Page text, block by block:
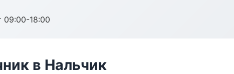
18:00
в Нальчик